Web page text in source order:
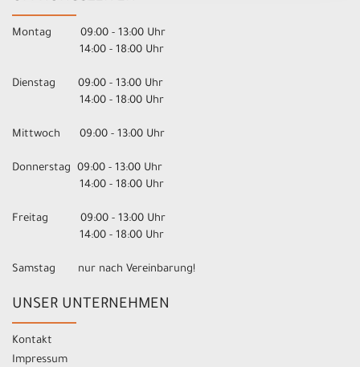
Montag 09:00 - 13:00 Uhr
14:00 - 18:00 Uhr
Dienstag 09:00 - 13:00 Uhr
14:00 - 18:00 Uhr
Mittwoch 09:00 - 13:00 Uhr
Donnerstag 09:00 - 13:00 Uhr
14:00 - 18:00 Uhr
Freitag 09:00 - 13:00 Uhr
14:00 - 18:00 Uhr
Samstag nur nach Vereinbarung!
UNSER UNTERNEHMEN
Kontakt
Impressum